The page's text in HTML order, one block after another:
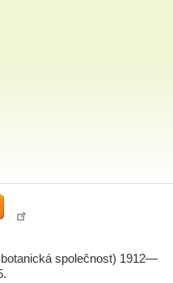
společnost) 1912—